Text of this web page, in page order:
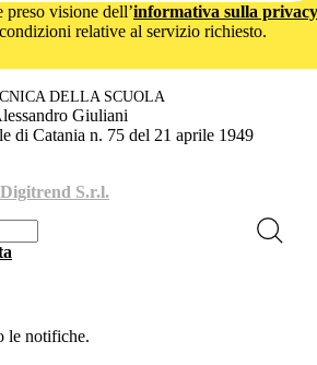
visione dell’informativa sulla privacy
relative al servizio richiesto.
DELLA SCUOLA
Giuliani
di Catania n. 75 del 21 aprile 1949
Digitrend S.r.l.
le notifiche.